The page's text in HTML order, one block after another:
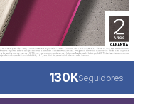
130KSeguidores